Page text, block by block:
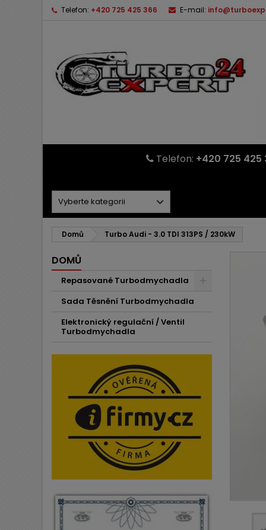
Telefon: +420 725 425 366 E-mail:
Telefon: +420 725 425
Domů Turbo Audi - 3.0 TDI 313PS / 230kW
DOMŮ
Repasované Turbodmychadla
Sada Těsnění Turbodmychadla
Elektronický regulační / Ventil
Turbodmychadla